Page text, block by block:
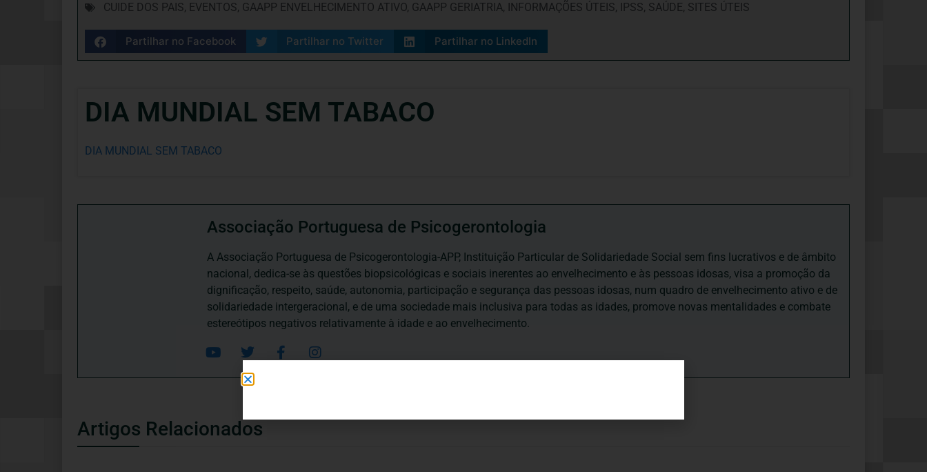
CUIDE DOS PAIS, EVENTOS, GAAPP ENVELHECIMENTO ATIVO, GAAPP GERIATRIA, INFORMAÇÕES ÚTEIS, IPSS, SAÚDE, SITES ÚTEIS
Partilhar no Facebook Partilhar no Twitter Partilhar no LinkedIn
DIA MUNDIAL SEM TABACO
DIA MUNDIAL SEM TABACO
Associação Portuguesa de Psicogerontologia
A Associação Portuguesa de Psicogerontologia-APP, Instituição Particular de Solidariedade Social sem fins lucrativos e de âmbito
nacional, dedica-se às questões biopsicológicas e sociais inerentes ao envelhecimento e às pessoas idosas, visa a promoção da
dignificação, respeito, saúde, autonomia, participação e segurança das pessoas idosas, num quadro de envelhecimento ativo e de
solidariedade intergeracional, e de uma sociedade mais inclusiva para todas as idades, promove novas mentalidades e combate
estereótipos negativos relativamente à idade e ao envelhecimento.
Artigos Relacionados